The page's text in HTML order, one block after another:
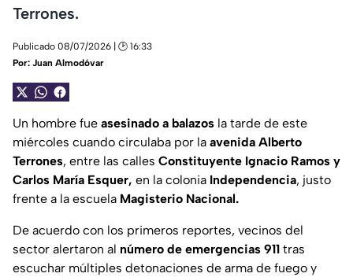
Terrones.
Publicado 08/07/2026 | 🕑 16:33
Por: Juan Almodóvar
Un hombre fue asesinado a balazos la tarde de este
miércoles cuando circulaba por la avenida Alberto
Terrones, entre las calles Constituyente Ignacio Ramos y
Carlos María Esquer, en la colonia Independencia, justo
frente a la escuela Magisterio Nacional.
De acuerdo con los primeros reportes, vecinos del
sector alertaron al número de emergencias 911 tras
escuchar múltiples detonaciones de arma de fuego y